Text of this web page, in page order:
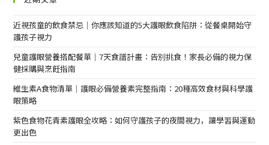
近視孩童的飲食禁忌｜你應該知道的5大護眼飲食陷阱：從餐桌開始守
護孩子視力
兒童護眼營養搭配餐單｜7天食譜計畫：告別挑食！家長必備的視力保
健採購與烹飪指南
維生素A食物清單｜護眼必備營養素完整指南：20種高效食材與科學護
眼策略
紫色食物花青素護眼全攻略：如何守護孩子的夜間視力，讓學習與運動
更出色